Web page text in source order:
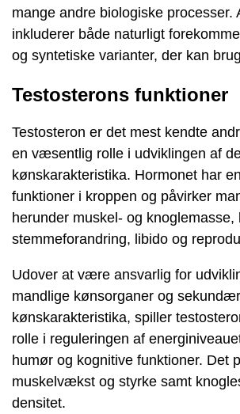
mange andre biologiske processer.
inkluderer både naturligt
og syntetiske varianter, der kan
Testosterons funktioner
Testosteron er det mest kendte
en væsentlig rolle i udviklingen af
kønskarakteristika. Hormonet har
funktioner i kroppen og påvirker
herunder muskel- og knoglemasse,
stemmeforandring, libido og
Udover at være ansvarlig for
mandlige kønsorganer og
kønskarakteristika, spiller
rolle i reguleringen af
humør og kognitive funktioner. Det
muskelvækst og styrke samt
densitet.